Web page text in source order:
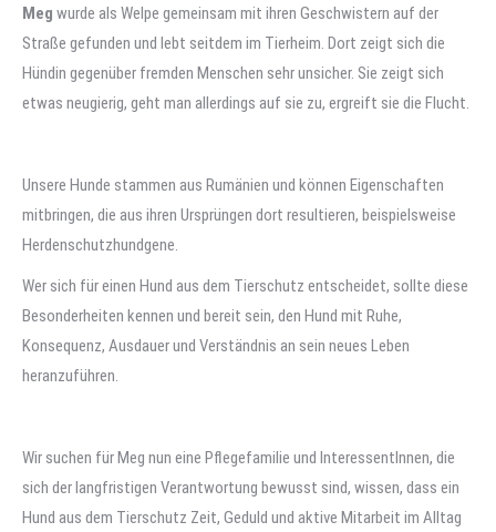
Meg wurde als Welpe gemeinsam mit ihren Geschwistern auf der
Straße gefunden und lebt seitdem im Tierheim. Dort zeigt sich die
Hündin gegenüber fremden Menschen sehr unsicher. Sie zeigt sich
etwas neugierig, geht man allerdings auf sie zu, ergreift sie die Flucht.
Unsere Hunde stammen aus Rumänien und können Eigenschaften
mitbringen, die aus ihren Ursprüngen dort resultieren, beispielsweise
Herdenschutzhundgene.
Wer sich für einen Hund aus dem Tierschutz entscheidet, sollte diese
Besonderheiten kennen und bereit sein, den Hund mit Ruhe,
Konsequenz, Ausdauer und Verständnis an sein neues Leben
heranzuführen.
Wir suchen für Meg nun eine Pflegefamilie und InteressentInnen, die
sich der langfristigen Verantwortung bewusst sind, wissen, dass ein
Hund aus dem Tierschutz Zeit, Geduld und aktive Mitarbeit im Alltag